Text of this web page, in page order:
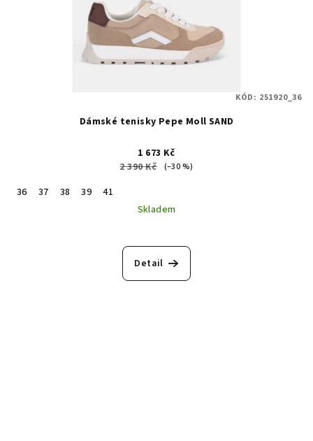
Dámské tenisky Pepe Moll SAND
1 673 Kč
2 390 Kč
(–30 %)
36 37 38 39
41
Skladem
Detail
KÓD: 251920_36